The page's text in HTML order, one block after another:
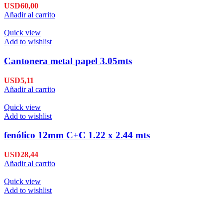
USD60,00
Añadir al carrito
Quick view
Add to wishlist
Cantonera metal papel 3.05mts
USD5,11
Añadir al carrito
Quick view
Add to wishlist
fenólico 12mm C+C 1.22 x 2.44 mts
USD28,44
Añadir al carrito
Quick view
Add to wishlist